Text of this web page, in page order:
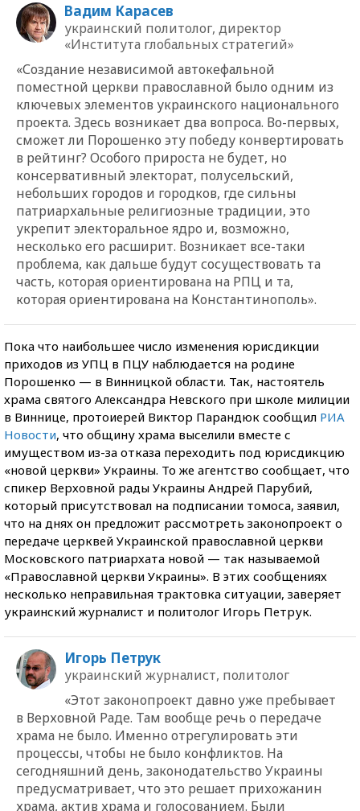
Вадим Карасев
украинский политолог, директор
«Института глобальных стратегий»
«Создание независимой автокефальной
поместной церкви православной было одним из
ключевых элементов украинского национального
проекта. Здесь возникает два вопроса. Во-первых,
сможет ли Порошенко эту победу конвертировать
в рейтинг? Особого прироста не будет, но
консервативный электорат, полусельский,
небольших городов и городков, где сильны
патриархальные религиозные традиции, это
укрепит электоральное ядро и, возможно,
несколько его расширит. Возникает все-таки
проблема, как дальше будут сосуществовать та
часть, которая ориентирована на РПЦ и та,
которая ориентирована на Константинополь».
Пока что наибольшее число изменения юрисдикции
приходов из УПЦ в ПЦУ наблюдается на родине
Порошенко — в Винницкой области. Так, настоятель
храма святого Александра Невского при школе милиции
в Виннице, протоиерей Виктор Парандюк сообщил РИА
Новости, что общину храма выселили вместе с
имуществом из-за отказа переходить под юрисдикцию
«новой церкви» Украины. То же агентство сообщает, что
спикер Верховной рады Украины Андрей Парубий,
который присутствовал на подписании томоса, заявил,
что на днях он предложит рассмотреть законопроект о
передаче церквей Украинской православной церкви
Московского патриархата новой — так называемой
«Православной церкви Украины». В этих сообщениях
несколько неправильная трактовка ситуации, заверяет
украинский журналист и политолог Игорь Петрук.
Игорь Петрук
украинский журналист, политолог
«Этот законопроект давно уже пребывает
в Верховной Раде. Там вообще речь о передаче
храма не было. Именно отрегулировать эти
процессы, чтобы не было конфликтов. На
сегодняшний день, законодательство Украины
предусматривает, что это решает прихожанин
храма, актив храма и голосованием. Были